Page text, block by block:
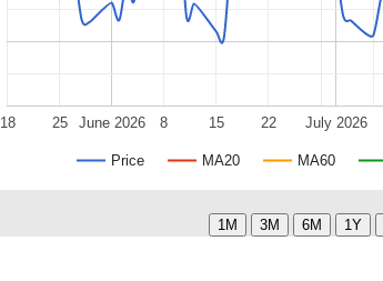
Price MA20 MA60
June 2026 July 2026
18 25 8 15 22